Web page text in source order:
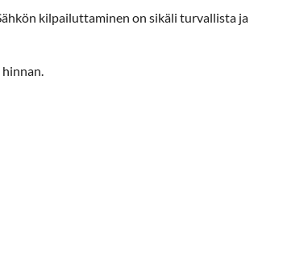
kilpailuttaminen on sikäli turvallista ja